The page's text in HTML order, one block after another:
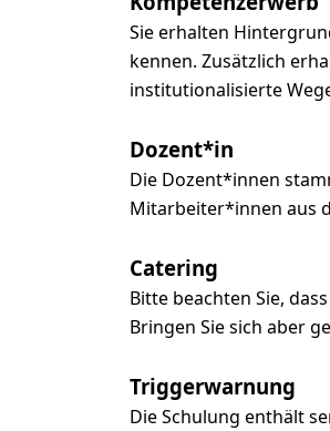
Sie erhalten
kennen. Zusätzlich
institutionalisierte
Dozent*in
Die Dozent*innen
Mitarbeiter*innen aus
Catering
Bitte beachten Sie,
Bringen Sie sich aber
Triggerwarnung
Die Schulung enthält